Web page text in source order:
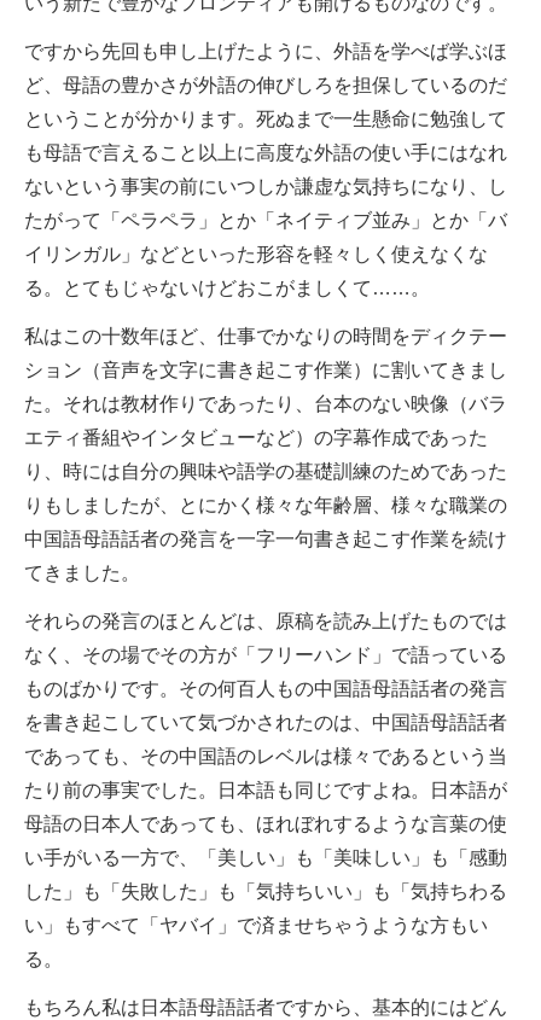
ですから先回も申し上げたように、外語を学べば学ぶほ
ど、母語の豊かさが外語の伸びしろを担保しているのだ
ということが分かります。死ぬまで一生懸命に勉強して
も母語で言えること以上に高度な外語の使い手にはなれ
ないという事実の前にいつしか謙虚な気持ちになり、し
たがって「ペラペラ」とか「ネイティブ並み」とか「バ
イリンガル」などといった形容を軽々しく使えなくな
る。とてもじゃないけどおこがましくて……。
私はこの十数年ほど、仕事でかなりの時間をディクテー
ション（音声を文字に書き起こす作業）に割いてきまし
た。それは教材作りであったり、台本のない映像（バラ
エティ番組やインタビューなど）の字幕作成であった
り、時には自分の興味や語学の基礎訓練のためであった
りもしましたが、とにかく様々な年齢層、様々な職業の
中国語母語話者の発言を一字一句書き起こす作業を続け
てきました。
それらの発言のほとんどは、原稿を読み上げたものでは
なく、その場でその方が「フリーハンド」で語っている
ものばかりです。その何百人もの中国語母語話者の発言
を書き起こしていて気づかされたのは、中国語母語話者
であっても、その中国語のレベルは様々であるという当
たり前の事実でした。日本語も同じですよね。日本語が
母語の日本人であっても、ほれぼれするような言葉の使
い手がいる一方で、「美しい」も「美味しい」も「感動
した」も「失敗した」も「気持ちいい」も「気持ちわる
い」もすべて「ヤバイ」で済ませちゃうような方もい
る。
もちろん私は日本語母語話者ですから、基本的にはどん